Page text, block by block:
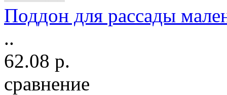
Поддон для рассады
..
62.08 р.
сравнение